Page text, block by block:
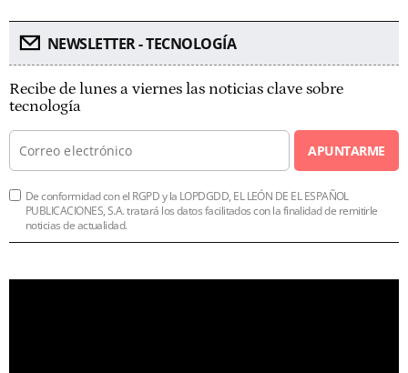
NEWSLETTER - TECNOLOGÍA
Recibe de lunes a viernes las noticias clave sobre
tecnología
APUNTARME
De conformidad con el RGPD y la LOPDGDD, EL LEÓN DE EL ESPAÑOL
PUBLICACIONES, S.A. tratará los datos facilitados con la finalidad de remitirle
noticias de actualidad.